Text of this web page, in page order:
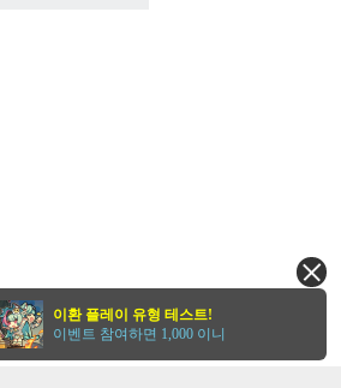
이환 플레이 유형 테스트!
이벤트 참여하면 1,000 이니